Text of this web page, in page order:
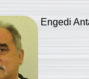
Engedi